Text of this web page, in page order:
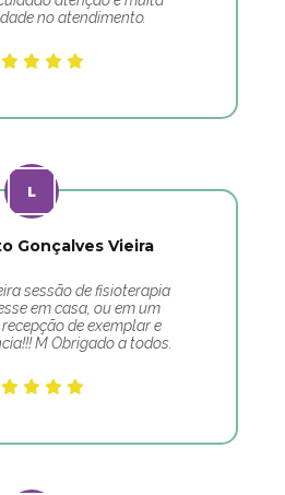
no atendimento.
Gonçalves Vieira
sessão de fisioterapia
em casa, ou em um
de exemplar e
M Obrigado a todos.